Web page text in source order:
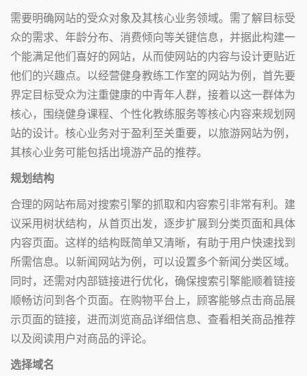
需要明确网站的受众对象及其核心业务领域。需了解目标受
众的需求、年龄分布、消费倾向等关键信息，并据此构建一
个能满足他们喜好的网站，从而使网站的内容与设计更贴近
他们的兴趣点。以经营健身教练工作室的网站为例，首先要
界定目标受众为注重健康的中青年人群，接着以这一群体为
核心，围绕健身课程、个性化教练服务等核心内容来规划网
站的设计。核心业务对于盈利至关重要，以旅游网站为例，
其核心业务可能包括出境游产品的推荐。
规划结构
合理的网站布局对搜索引擎的抓取和内容索引非常有利。建
议采用树状结构，从首页出发，逐步扩展到分类页面和具体
内容页面。这样的结构既简单又清晰，有助于用户快速找到
所需信息。以新闻网站为例，可以设置多个新闻分类区域。
同时，还需对内部链接进行优化，确保搜索引擎能顺着链接
顺畅访问到各个页面。在购物平台上，顾客能够点击商品展
示页面的链接，进而浏览商品详细信息、查看相关商品推荐
以及阅读用户对商品的评论。
选择域名